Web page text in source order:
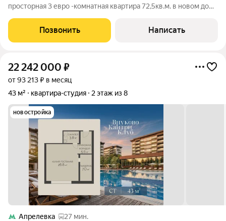
просторная 3 евро -комнатная квартира 72,5кв.м. в новом доме
Площадь кухни: 11,6м Этаж:6 из 11 Высота потолков: 3м
Санузел: раздельный
Позвонить Написать
22 242 000 ₽
от 93 213 ₽ в месяц
43 м²
квартира-студия 2 этаж из 8
новостройка
Апрелевка
27 мин.